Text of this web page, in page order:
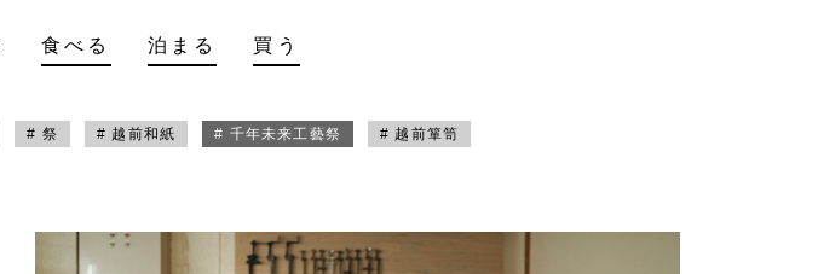
食べる 泊まる 買う
# 祭 # 越前和紙 # 千年未来工藝祭 # 越前箪笥